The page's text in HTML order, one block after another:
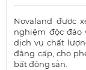
Novaland được
nghiệm độc đáo
dịch vụ chất
đẳng cấp, cho
bất động sản.